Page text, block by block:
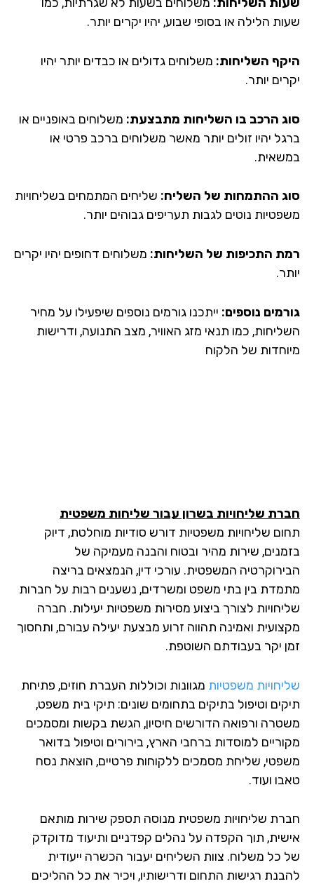
הלילה או בסופי שבוע, יהיו יקרים יותר.
השליחות:משלוחים גדולים או כבדים יותר יהיו
יותר.
הרכב בו השליחות מתבצעת:משלוחים באופניים או
יהיו זולים יותר מאשר משלוחים ברכב פרטי או
ההתמחות של השליח:שליחים המתמחים בשליחויות
נוטים לגבות תעריפים גבוהים יותר.
התכיפות של השליחות:משלוחים דחופים יהיו יקרים
נוספים:ייתכנו גורמים נוספים שיפעילו על מחיר
כמו תנאי מזג האוויר, מצב התנועה, ודרישות
של הלקוח
שליחויות בשרון עבור שליחות משפטית
שליחויות משפטיות דורש סודיות מוחלטת, דיוק
שירות מהיר ובטוח והבנה מעמיקה של
המשפטית. עורכי דין, הנמצאים בריצה
בין בתי משפט ומשרדים, נשענים רבות על חברות
לצורך ביצוע מסירות משפטיות יעילות. חברה
ואמינה תהווה זרוע מבצעת יעילה עבורם, ותחסוך
יקר בעבודתם השוטפת.
משפטיותמגוונות וכוללות העברת חוזים, פתיחת
וטיפול בתיקים בתחומים שונים: תיקי בית משפט,
ורפואה הדורשים חיסיון, הגשת בקשות ומסמכים
למוסדות ברחבי הארץ, בירורים וטיפול בדואר
שליחת מסמכים ללקוחות פרטיים, הוצאת נסח
ועוד.
שליחויות משפטית מנוסה תספק שירות מותאם
תוך הקפדה על נהלים קפדניים ותיעוד מדוקדק
כל משלוח. צוות השליחים יעבור הכשרה ייעודית
רגישות התחום ודרישותיו, ויכיר את כל ההליכים